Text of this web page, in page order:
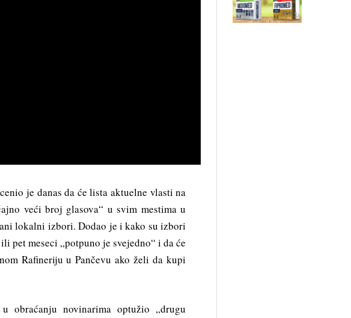
je danas da će lista aktuelne vlasti na
veći broj glasova“ u svim mestima u
lokalni izbori. Dodao je i kako su izbori
pet meseci „potpuno je svejedno“ i da će
Rafineriju u Pančevu ako želi da kupi
obraćanju novinarima optužio „drugu